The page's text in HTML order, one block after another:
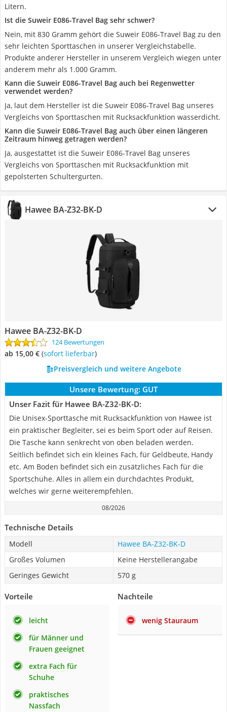
Litern.
Ist die Suweir E086-Travel Bag sehr schwer?
Nein, mit 830 Gramm gehört die Suweir E086-Travel Bag zu den
sehr leichten Sporttaschen in unserer Vergleichstabelle.
Produkte anderer Hersteller in unserem Vergleich wiegen unter
anderem mehr als 1.000 Gramm.
Kann die Suweir E086-Travel Bag auch bei Regenwetter
verwendet werden?
Ja, laut dem Hersteller ist die Suweir E086-Travel Bag unseres
Vergleichs von Sporttaschen mit Rucksackfunktion wasserdicht.
Kann die Suweir E086-Travel Bag auch über einen längeren
Zeitraum hinweg getragen werden?
Ja, ausgestattet ist die Suweir E086-Travel Bag unseres
Vergleichs von Sporttaschen mit Rucksackfunktion mit
gepolsterten Schultergurten.
Hawee BA-Z32-BK-D
Hawee BA-Z32-BK-D
124 Bewertungen
ab 15,00 € ( Sofort lieferbar)
Preisvergleich und weitere Angebote
Unsere Bewertung: GUT
Unser Fazit für Hawee BA-Z32-BK-D:
Die Unisex-Sporttasche mit Rucksackfunktion von Hawee ist
ein praktischer Begleiter, sei es beim Sport oder auf Reisen.
Die Tasche kann senkrecht von oben beladen werden.
Seitlich befindet sich ein kleines Fach, für Geldbeute, Handy
etc. Am Boden befindet sich ein zusätzliches Fach für die
Sportschuhe. Alles in allem ein durchdachtes Produkt,
welches wir gerne weiterempfehlen.
08/2026
Technische Details
Modell
Hawee BA-Z32-BK-D
Großes Volumen
Keine Herstellerangabe
Geringes Gewicht
570 g
Vorteile
leicht
für Männer und
Frauen geeignet
extra Fach für
Schuhe
praktisches
Nassfach
Nachteile
wenig Stauraum